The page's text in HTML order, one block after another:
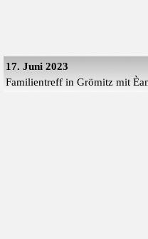
17. Juni 2023
Familientreff in Grömitz mit